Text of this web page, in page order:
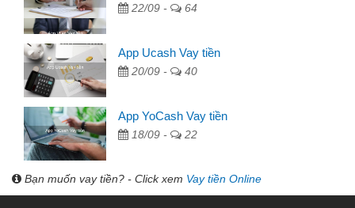
22/09 - 64
App Ucash Vay tiền
20/09 - 40
App YoCash Vay tiền
18/09 - 22
Bạn muốn vay tiền? - Click xem Vay tiền Online